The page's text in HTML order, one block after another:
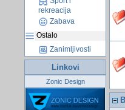
rekreacija
Zabava
Ostalo
Zanimljivosti
Linkovi
Zonic Design